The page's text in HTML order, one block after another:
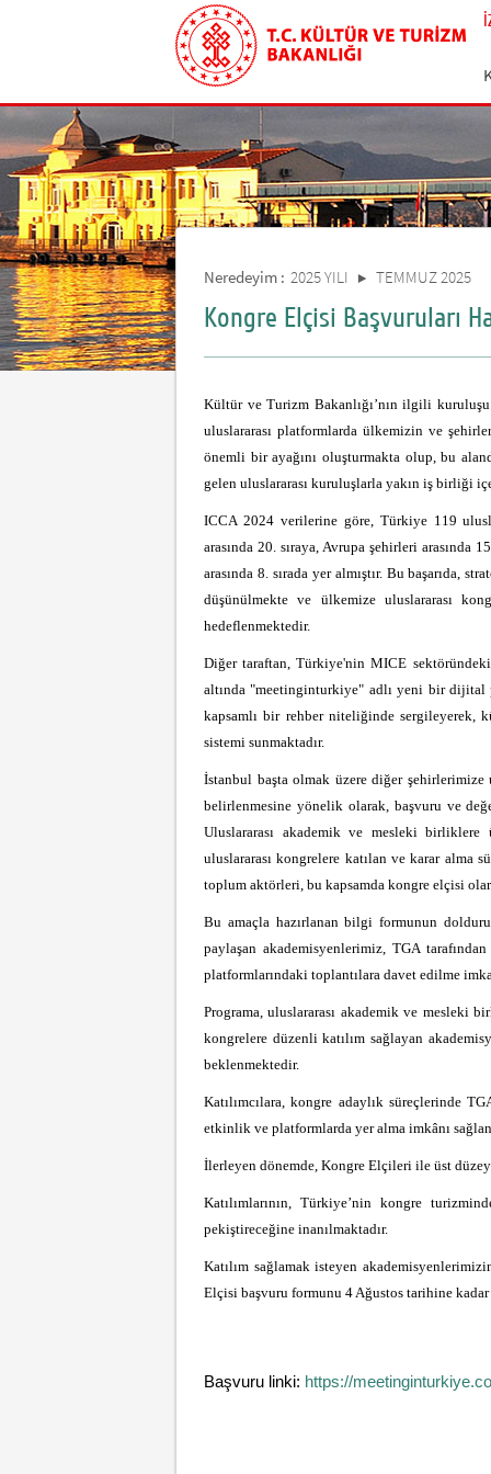
Neredeyim : 2025 YILI TEMMUZ 2025
Kongre Elçisi Başvuruları
Kültür ve Turizm Bakanlığı’nın ilgili
uluslararası platformlarda ülkemizin ve
önemli bir ayağını oluşturmakta olup, bu
gelen uluslararası kuruluşlarla yakın iş birliği
ICCA 2024 verilerine göre, Türkiye 119
arasında 20. sıraya, Avrupa şehirleri
arasında 8. sırada yer almıştır. Bu başarıda,
düşünülmekte ve ülkemize uluslararası
hedeflenmektedir.
Diğer taraftan, Türkiye'nin MICE
altında "meetinginturkiye" adlı yeni bir dijital
kapsamlı bir rehber niteliğinde
sistemi sunmaktadır.
İstanbul başta olmak üzere diğer şehirlerimize
belirlenmesine yönelik olarak, başvuru ve
Uluslararası akademik ve mesleki
uluslararası kongrelere katılan ve karar
toplum aktörleri, bu kapsamda kongre elçisi
Bu amaçla hazırlanan bilgi formunun
paylaşan akademisyenlerimiz, TGA
platformlarındaki toplantılara davet edilme
Programa, uluslararası akademik ve mesleki
kongrelere düzenli katılım sağlayan
beklenmektedir.
Katılımcılara, kongre adaylık süreçlerinde
etkinlik ve platformlarda yer alma imkânı
İlerleyen dönemde, Kongre Elçileri ile üst düzey
Katılımlarının, Türkiye’nin kongre
pekiştireceğine inanılmaktadır.
Katılım sağlamak isteyen
Elçisi başvuru formunu 4 Ağustos tarihine
Başvuru linki: https://